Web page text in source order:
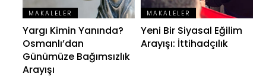
MAKALELER
Yargı Kimin Yanında?
Osmanlı’dan
Günümüze Bağımsızlık
Arayışı
MAKALELER
Yeni Bir Siyasal Eğilim
Arayışı: İttihadçılık